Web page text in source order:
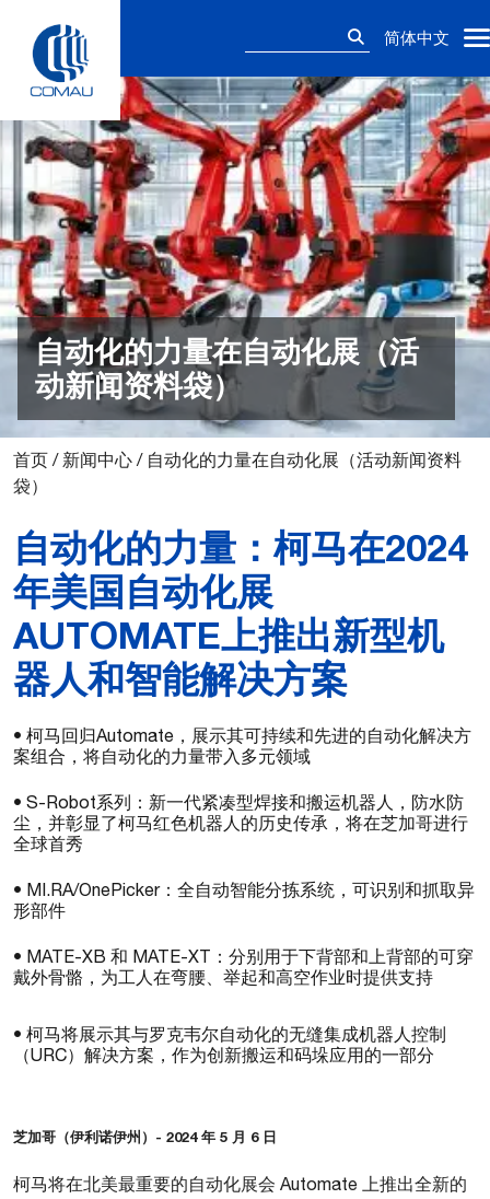
content
简体中文
自动化的力量在自动化展（活
动新闻资料袋）
首页 / 新闻中心 / 自动化的力量在自动化展（活动新闻资料
袋）
自动化的力量：柯马在2024
年美国自动化展
AUTOMATE上推出新型机
器人和智能解决方案
• 柯马回归Automate，展示其可持续和先进的自动化解决方
案组合，将自动化的力量带入多元领域
• S-Robot系列：新一代紧凑型焊接和搬运机器人，防水防
尘，并彰显了柯马红色机器人的历史传承，将在芝加哥进行
全球首秀
• MI.RA/OnePicker：全自动智能分拣系统，可识别和抓取异
形部件
• MATE-XB 和 MATE-XT：分别用于下背部和上背部的可穿
戴外骨骼，为工人在弯腰、举起和高空作业时提供支持
• 柯马将展示其与罗克韦尔自动化的无缝集成机器人控制
（URC）解决方案，作为创新搬运和码垛应用的一部分
芝加哥（伊利诺伊州）- 2024 年 5 月 6 日
柯马将在北美最重要的自动化展会 Automate 上推出全新的